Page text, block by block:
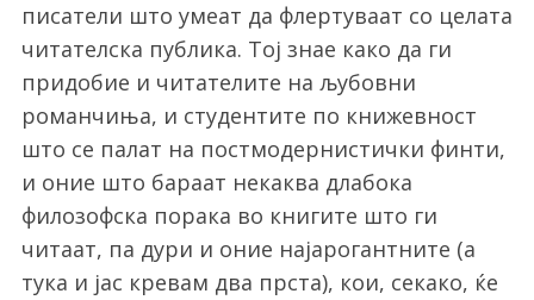
писатели што умеат да флертуваат со целата
читателска публика. Тој знае како да ги
придобие и читателите на љубовни
романчиња, и студентите по книжевност
што се палат на постмодернистички финти,
и оние што бараат некаква длабока
филозофска порака во книгите што ги
читаат, па дури и оние најарогантните (а
тука и јас кревам два прста), кои, секако, ќе
S
e
a
r
c
h
o
r
: